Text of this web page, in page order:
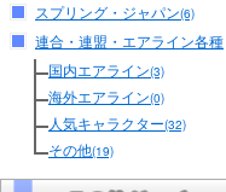
スプリング・ジャパン(6)
連合・連盟・エアライン各種
国内エアライン(3)
海外エアライン(0)
人気キャラクター(32)
その他(19)